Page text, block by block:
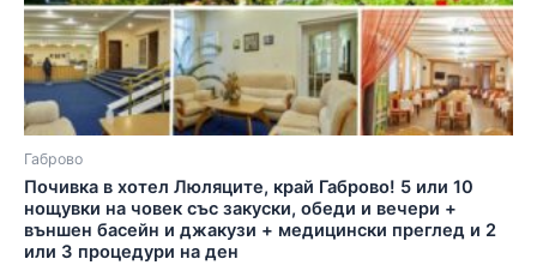
Габрово
Почивка в хотел Люляците, край Габрово! 5 или 10
нощувки на човек със закуски, обеди и вечери +
външен басейн и джакузи + медицински преглед и 2
или 3 процедури на ден